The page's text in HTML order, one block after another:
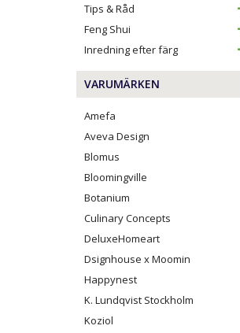
Tips & Råd
Feng Shui
Inredning efter färg
VARUMÄRKEN
Amefa
Aveva Design
Blomus
Bloomingville
Botanium
Culinary Concepts
DeluxeHomeart
Dsignhouse x Moomin
Happynest
K. Lundqvist Stockholm
Koziol
Portabel LED-Lampa Spirit L
Lägg i varukorg